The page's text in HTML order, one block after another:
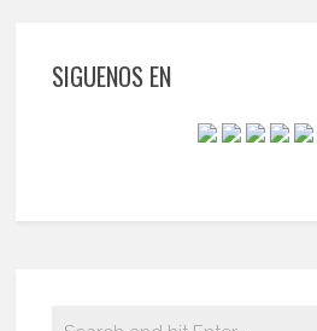
SIGUENOS EN